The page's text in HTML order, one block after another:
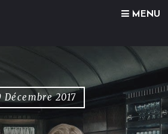
MENU
Décembre 2017